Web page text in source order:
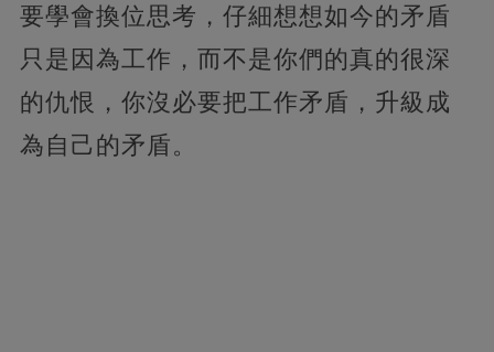
要學會換位思考，仔細想想如今的矛盾
只是因為工作，而不是你們的真的很深
的仇恨，你沒必要把工作矛盾，升級成
為自己的矛盾。